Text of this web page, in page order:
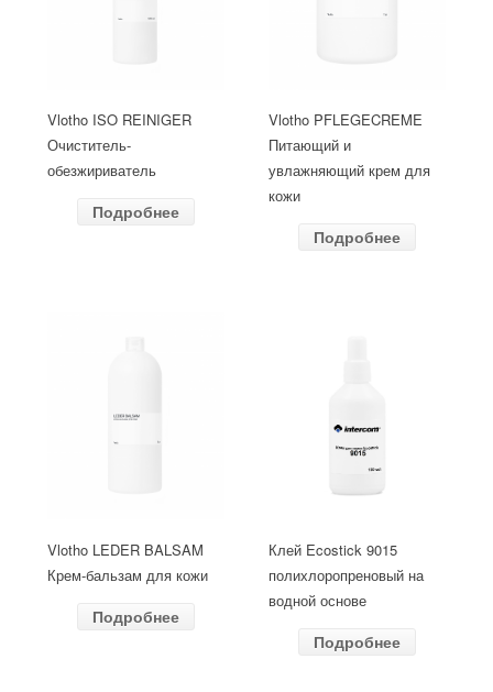
Vlotho ISO REINIGER
Очиститель-
обезжириватель
Подробнее
Vlotho PFLEGECREME
Питающий и
увлажняющий крем для
кожи
Подробнее
Vlotho LEDER BALSAM
Крем-бальзам для кожи
Подробнее
Клей Ecostick 9015
полихлоропреновый на
водной основе
Подробнее